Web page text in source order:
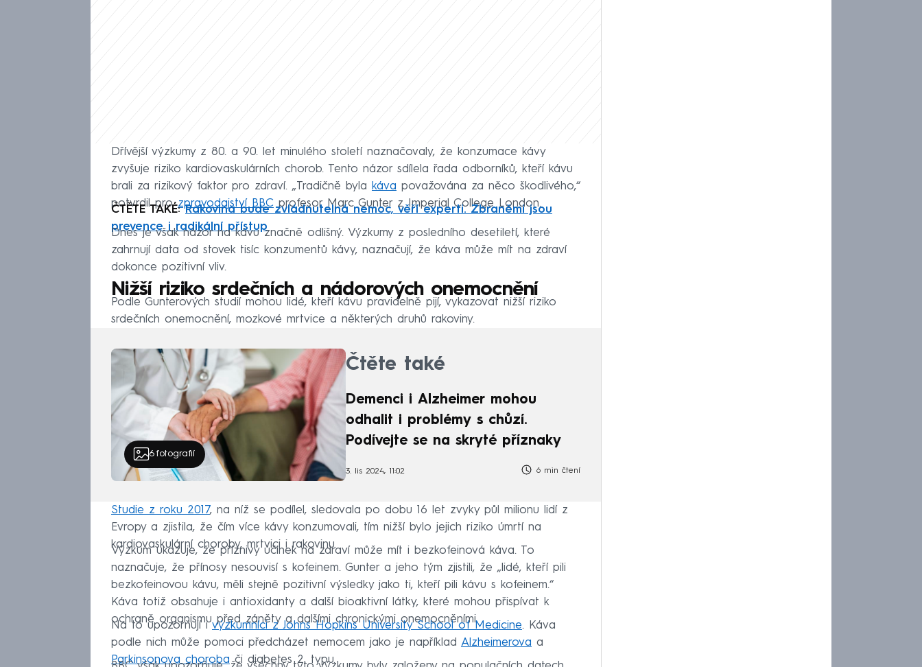
Dřívější výzkumy z 80. a 90. let minulého století naznačovaly, že konzumace kávy
zvyšuje riziko kardiovaskulárních chorob. Tento názor sdílela řada odborníků, kteří kávu
brali za rizikový faktor pro zdraví. „Tradičně byla káva považována za něco škodlivého,“
potvrdil prozpravodajství BBC profesor Marc Gunter z Imperial College London.
ČTĚTE TAKÉ:Rakovina bude zvládnutelná nemoc, věří experti. Zbraněmi jsou
prevence i radikální přístup
Dnes je však názor na kávu značně odlišný. Výzkumy z posledního desetiletí, které
zahrnují data od stovek tisíc konzumentů kávy, naznačují, že káva může mít na zdraví
dokonce pozitivní vliv.
Nižší riziko srdečních a nádorových onemocnění
Podle Gunterových studií mohou lidé, kteří kávu pravidelně pijí, vykazovat nižší riziko
srdečních onemocnění, mozkové mrtvice a některých druhů rakoviny.
6fotografií
Čtěte také
Demenci i Alzheimer mohou
odhalit i problémy s chůzí.
Podívejte se na skryté příznaky
3. lis 2024, 11:02 6 min čtení
Studie z roku 2017, na níž se podílel, sledovala po dobu 16 let zvyky půl milionu lidí z
Evropy a zjistila, že čím více kávy konzumovali, tím nižší bylo jejich riziko úmrtí na
kardiovaskulární choroby, mrtvici i rakovinu.
Výzkum ukazuje, že příznivý účinek na zdraví může mít i bezkofeinová káva. To
naznačuje, že přínosy nesouvisí s kofeinem. Gunter a jeho tým zjistili, že „lidé, kteří pili
bezkofeinovou kávu, měli stejně pozitivní výsledky jako ti, kteří pili kávu s kofeinem.“
Káva totiž obsahuje i antioxidanty a další bioaktivní látky, které mohou přispívat k
ochraně organismu před záněty a dalšími chronickými onemocněními.
Na to upozorňují ivýzkumníci z Johns Hopkins University School of Medicine. Káva
podle nich může pomoci předcházet nemocem jako je například Alzheimerova a
Parkinsonova choroba či diabetes 2. typu.